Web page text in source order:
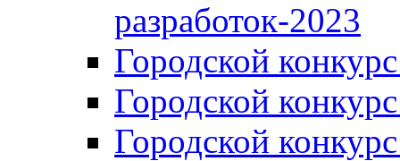
разработок-2023
Городской
Городской
Городской